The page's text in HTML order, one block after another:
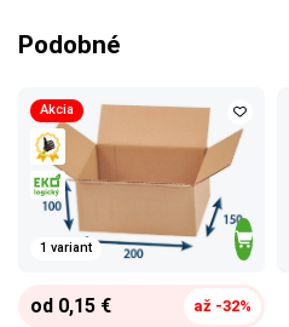
Podobné
Akcia
1 variant
od 0,15 € až -32%